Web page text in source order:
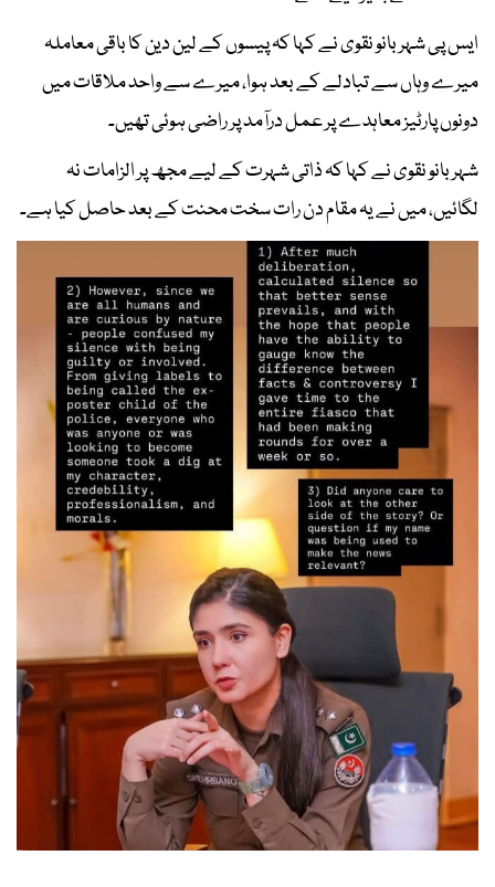
ایس پی شہر بانو نقوی نے کہا کہ پیسوں کے لین دین کا باقی معاملہ
میرے وہاں سے تبادلے کے بعد ہوا، میرے سے واحد ملاقات میں
دونوں پارٹیز معاہدے پر عمل درآمد پر راضی ہوئی تھیں۔
شہر بانو نقوی نے کہا کہ ذاتی شہرت کے لیے مجھ پر الزامات نہ
لگائیں، میں نے یہ مقام دن رات سخت محنت کے بعد حاصل کیا ہے۔